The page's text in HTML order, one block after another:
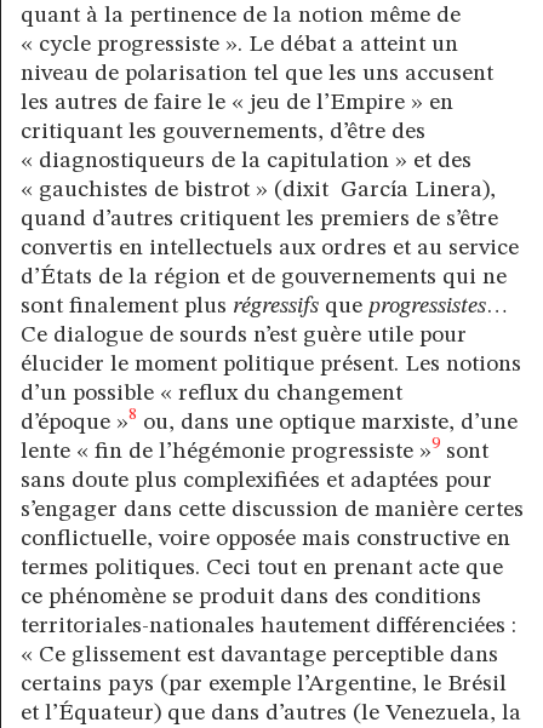
quant à la pertinence de la notion même de
« cycle progressiste ». Le débat a atteint un
niveau de polarisation tel que les uns accusent
les autres de faire le « jeu de l’Empire » en
critiquant les gouvernements, d’être des
« diagnostiqueurs de la capitulation » et des
« gauchistes de bistrot » (dixit García Linera),
quand d’autres critiquent les premiers de s’être
convertis en intellectuels aux ordres et au service
d’États de la région et de gouvernements qui ne
sont finalement plus régressifs que progressistes…
Ce dialogue de sourds n’est guère utile pour
élucider le moment politique présent. Les notions
d’un possible « reflux du changement
d’époque »8 ou, dans une optique marxiste, d’une
lente « fin de l’hégémonie progressiste »9 sont
sans doute plus complexifiées et adaptées pour
s’engager dans cette discussion de manière certes
conflictuelle, voire opposée mais constructive en
termes politiques. Ceci tout en prenant acte que
ce phénomène se produit dans des conditions
territoriales-nationales hautement différenciées :
« Ce glissement est davantage perceptible dans
certains pays (par exemple l’Argentine, le Brésil
et l’Équateur) que dans d’autres (le Venezuela, la